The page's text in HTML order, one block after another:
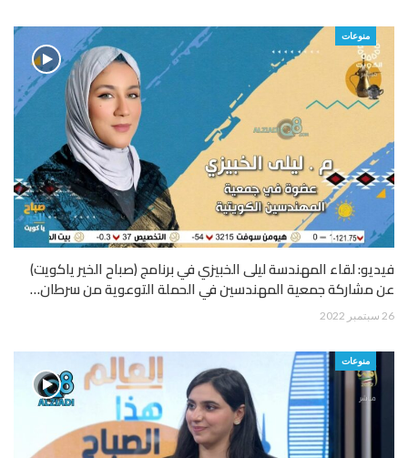
منوعات
فيديو: لقاء المهندسة ليلى الخبيزي في برنامج (صباح الخير ياكويت)
عن مشاركة جمعية المهندسين في الحملة التوعوية من سرطان…
26 سبتمبر 2022
منوعات